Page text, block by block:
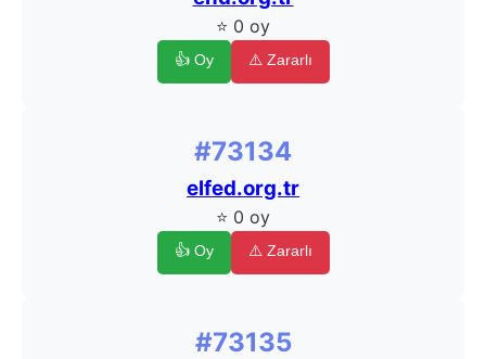
⭐ 0 oy
👍 Oy ⚠️ Zararlı
#73134
elfed.org.tr
⭐ 0 oy
👍 Oy ⚠️ Zararlı
#73135